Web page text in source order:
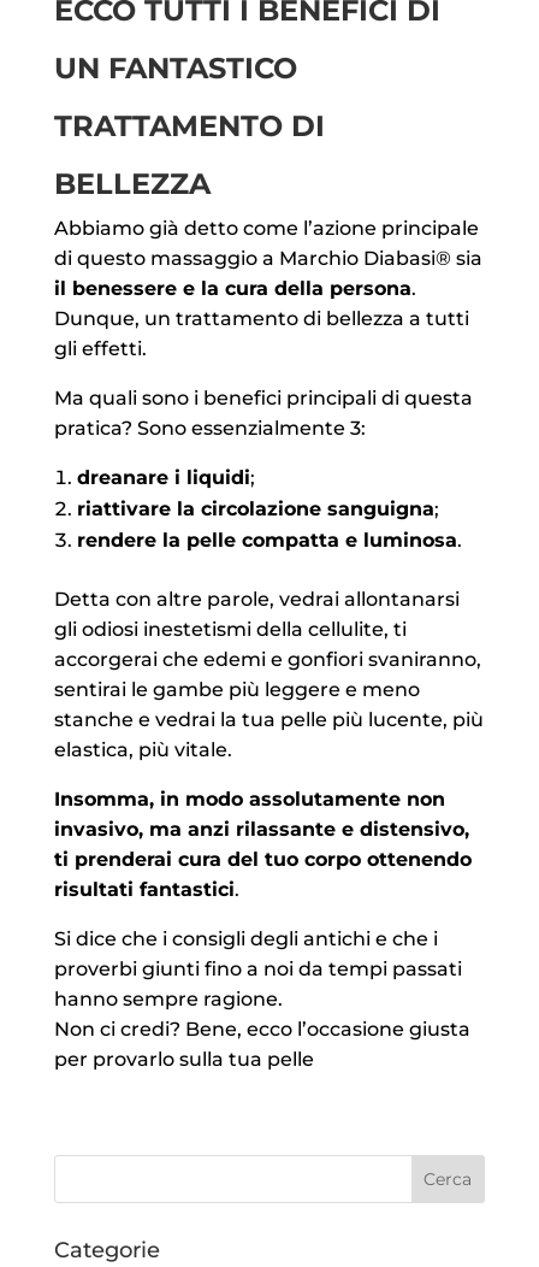
ECCO TUTTI I BENEFICI DI
UN FANTASTICO
TRATTAMENTO DI
BELLEZZA
Abbiamo già detto come l’azione principale
di questo massaggio a Marchio Diabasi® sia
il benessere e la cura della persona.
Dunque, un trattamento di bellezza a tutti
gli effetti.
Ma quali sono i benefici principali di questa
pratica? Sono essenzialmente 3:
dreanare i liquidi;
riattivare la circolazione sanguigna;
rendere la pelle compatta e luminosa.
Detta con altre parole, vedrai allontanarsi
gli odiosi inestetismi della cellulite, ti
accorgerai che edemi e gonfiori svaniranno,
sentirai le gambe più leggere e meno
stanche e vedrai la tua pelle più lucente, più
elastica, più vitale.
Insomma, in modo assolutamente non
invasivo, ma anzi rilassante e distensivo,
ti prenderai cura del tuo corpo ottenendo
risultati fantastici.
Si dice che i consigli degli antichi e che i
proverbi giunti fino a noi da tempi passati
hanno sempre ragione.
Non ci credi? Bene, ecco l’occasione giusta
per provarlo sulla tua pelle
Categorie